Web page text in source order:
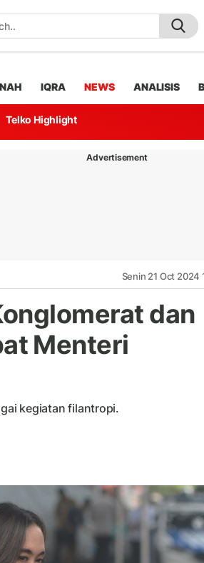
IQRA NEWS ANALISIS
Telko Highlight
Advertisement
Senin 21 Oct 2024
dan
Menteri
kegiatan filantropi.